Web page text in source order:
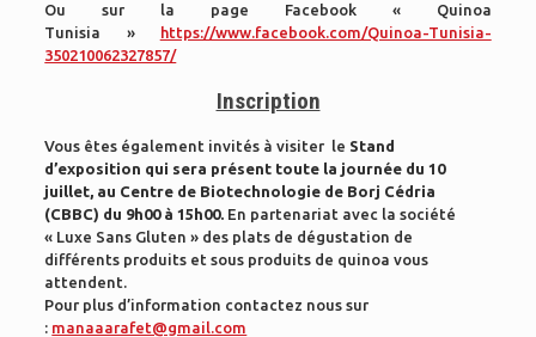
Ou sur la page Facebook « Quinoa
Tunisia »
https://www.facebook.com/Quinoa-Tunisia-
350210062327857/
Inscription
Vous êtes également invités à visiter le Stand
d’exposition qui sera présent toute la journée du 10
juillet, au Centre de Biotechnologie de Borj Cédria
(CBBC) du 9h00 à 15h00. En partenariat avec la société
« Luxe Sans Gluten » des plats de dégustation de
différents produits et sous produits de quinoa vous
attendent.
Pour plus d’information contactez nous sur
: manaaarafet@gmail.com